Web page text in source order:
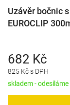
Uzávěr bočnic
EUROCLIP
825 Kč s DPH
682 Kč
skladem -